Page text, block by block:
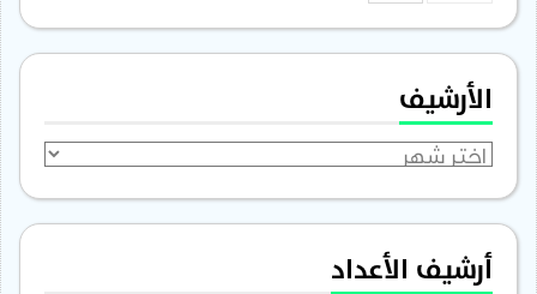
الأرشيف
الأرشيف
أرشيف الأعداد